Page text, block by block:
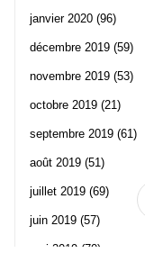
janvier 2020 (96)
décembre 2019 (59)
novembre 2019 (53)
octobre 2019 (21)
septembre 2019 (61)
août 2019 (51)
juillet 2019 (69)
juin 2019 (57)
mai 2019 (70)